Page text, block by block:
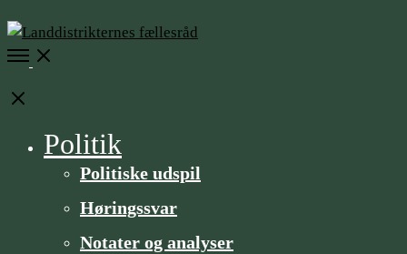
Open
Close
Politik
Politiske udspil
Høringssvar
Notater og analyser